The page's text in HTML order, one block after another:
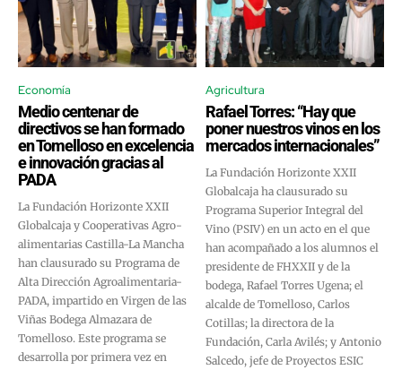
Economía
Medio centenar de
directivos se han formado
en Tomelloso en excelencia
e innovación gracias al
PADA
La Fundación Horizonte XXII
Globalcaja y Cooperativas Agro-
alimentarias Castilla-La Mancha
han clausurado su Programa de
Alta Dirección Agroalimentaria-
PADA, impartido en Virgen de las
Viñas Bodega Almazara de
Tomelloso. Este programa se
desarrolla por primera vez en
Agricultura
Rafael Torres: “Hay que
poner nuestros vinos en los
mercados internacionales”
La Fundación Horizonte XXII
Globalcaja ha clausurado su
Programa Superior Integral del
Vino (PSIV) en un acto en el que
han acompañado a los alumnos el
presidente de FHXXII y de la
bodega, Rafael Torres Ugena; el
alcalde de Tomelloso, Carlos
Cotillas; la directora de la
Fundación, Carla Avilés; y Antonio
Salcedo, jefe de Proyectos ESIC